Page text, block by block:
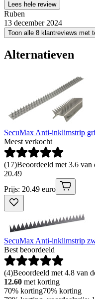
Lees hele review
Ruben
13 december 2024
Toon alle 8 klantreviews met
Alternatieven
SecuMax Anti-inklimstrip
Meest verkocht
(17)Beoordeeld met 3.6 van
20.49
Prijs: 20.49 euro
SecuMax Anti-inklimstrip
Best beoordeeld
(4)Beoordeeld met 4.8 van
12.60 met korting
70% korting70% korting